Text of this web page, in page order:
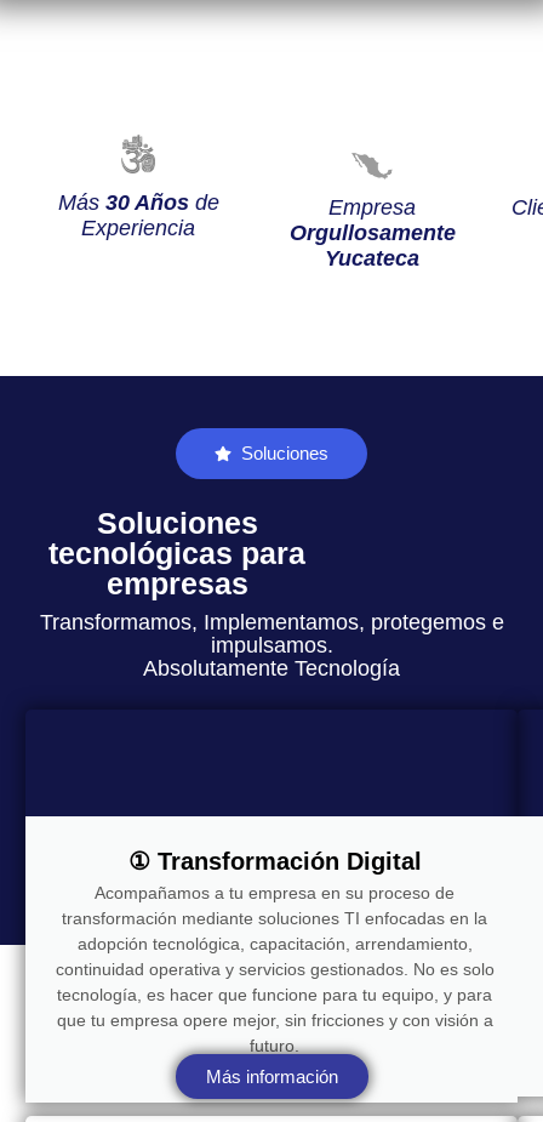
Más 30 Añosde
Experiencia
Empresa
Orgullosamente
Yucateca
Soluciones
Soluciones
tecnológicas para
empresas
Transformamos, Implementamos, protegemos e
impulsamos.
Absolutamente Tecnología
① Transformación Digital
Acompañamos a tu empresa en su proceso de
transformación mediante soluciones TI enfocadas en la
adopción tecnológica, capacitación, arrendamiento,
continuidad operativa y servicios gestionados. No es solo
tecnología, es hacer que funcione para tu equipo, y para
que tu empresa opere mejor, sin fricciones y con visión a
futuro.
Más información